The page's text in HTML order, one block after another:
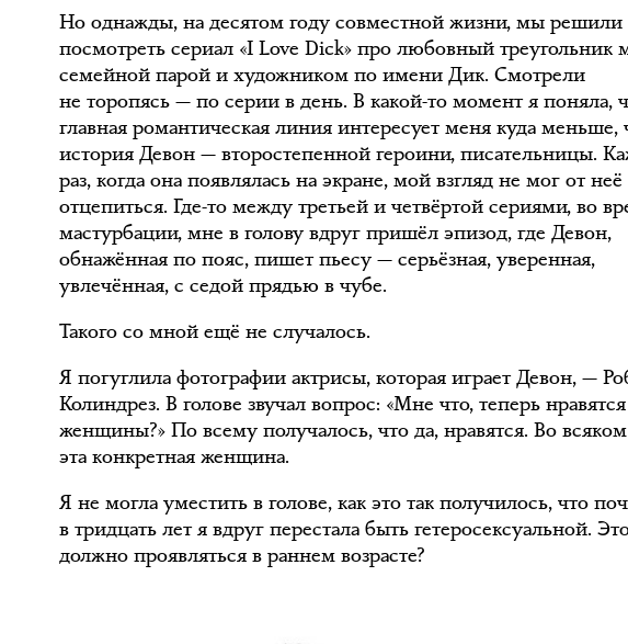
Но однажды, на десятом году совместной жизни, мы решили
посмотреть сериал «I Love Dick» про любовный треугольник
семейной парой и художником по имени Дик. Смотрели
не торопясь — по серии в день. В какой-то момент я поняла,
главная романтическая линия интересует меня куда меньше,
история Девон — второстепенной героини, писательницы.
раз, когда она появлялась на экране, мой взгляд не мог от неё
отцепиться. Где-то между третьей и четвёртой сериями, во
мастурбации, мне в голову вдруг пришёл эпизод, где Девон,
обнажённая по пояс, пишет пьесу — серьёзная, уверенная,
увлечённая, с седой прядью в чубе.
Такого со мной ещё не случалось.
Я погуглила фотографии актрисы, которая играет Девон, —
Колиндрез. В голове звучал вопрос: «Мне что, теперь нравятся
женщины?» По всему получалось, что да, нравятся. Во
эта конкретная женщина.
Я не могла уместить в голове, как это так получилось, что
в тридцать лет я вдруг перестала быть гетеросексуальной.
должно проявляться в раннем возрасте?